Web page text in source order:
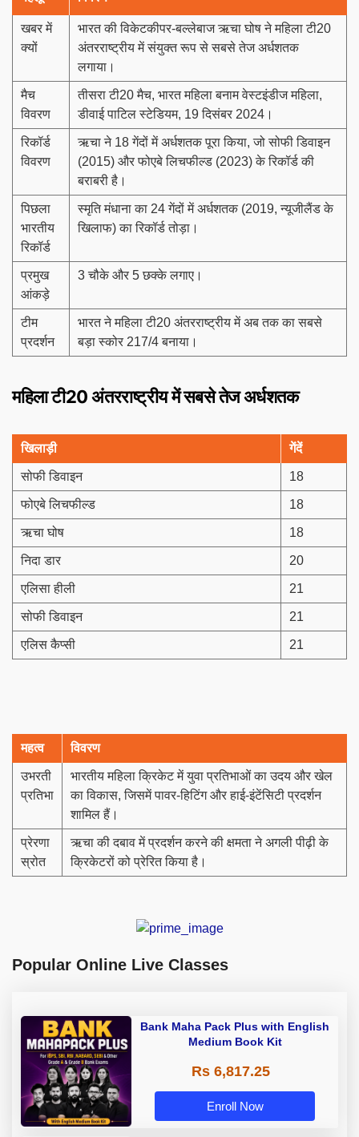
खबर में
क्यों
भारत की विकेटकीपर-बल्लेबाज ऋचा घोष ने महिला टी20
अंतरराष्ट्रीय में संयुक्त रूप से सबसे तेज अर्धशतक
लगाया।
मैच
विवरण
तीसरा टी20 मैच, भारत महिला बनाम वेस्टइंडीज महिला,
डीवाई पाटिल स्टेडियम, 19 दिसंबर 2024।
रिकॉर्ड
विवरण
ऋचा ने 18 गेंदों में अर्धशतक पूरा किया, जो सोफी डिवाइन
(2015) और फोएबे लिचफील्ड (2023) के रिकॉर्ड की
बराबरी है।
पिछला
भारतीय
रिकॉर्ड
स्मृति मंधाना का 24 गेंदों में अर्धशतक (2019, न्यूजीलैंड के
खिलाफ) का रिकॉर्ड तोड़ा।
प्रमुख
आंकड़े
3 चौके और 5 छक्के लगाए।
टीम
प्रदर्शन
भारत ने महिला टी20 अंतरराष्ट्रीय में अब तक का सबसे
बड़ा स्कोर 217/4 बनाया।
महिला टी20 अंतरराष्ट्रीय में सबसे तेज अर्धशतक
खिलाड़ी गेंदें
सोफी डिवाइन 18
फोएबे लिचफील्ड 18
ऋचा घोष 18
निदा डार 20
एलिसा हीली 21
सोफी डिवाइन 21
एलिस कैप्सी 21
महत्व विवरण
उभरती
प्रतिभा
भारतीय महिला क्रिकेट में युवा प्रतिभाओं का उदय और खेल
का विकास, जिसमें पावर-हिटिंग और हाई-इंटेंसिटी प्रदर्शन
शामिल हैं।
प्रेरणा
स्रोत
ऋचा की दबाव में प्रदर्शन करने की क्षमता ने अगली पीढ़ी के
क्रिकेटरों को प्रेरित किया है।
Popular Online Live Classes
Bank Maha Pack Plus with English
Medium Book Kit
Rs 6,817.25
Enroll Now